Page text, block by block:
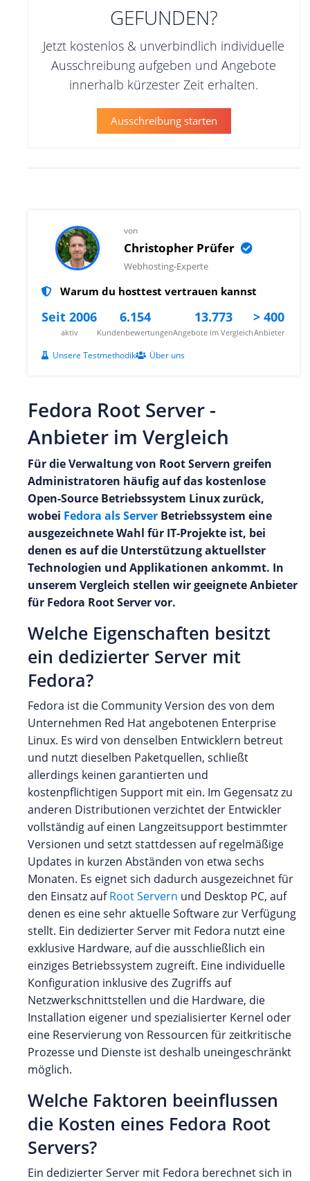
GEFUNDEN?
Jetzt kostenlos & unverbindlich individuelle
Ausschreibung aufgeben und Angebote
innerhalb kürzester Zeit erhalten.
Ausschreibung starten
von
Christopher Prüfer
Webhosting-Experte
Warum du hosttest vertrauen kannst
Seit 2006
aktiv
6.154
Kundenbewertungen
13.773
Angebote im Vergleich
> 400
Anbieter
Unsere Testmethodik Über uns
Fedora Root Server -
Anbieter im Vergleich
Für die Verwaltung von Root Servern greifen
Administratoren häufig auf das kostenlose
Open-Source Betriebssystem Linux zurück,
wobei Fedora als Server Betriebssystem eine
ausgezeichnete Wahl für IT-Projekte ist, bei
denen es auf die Unterstützung aktuellster
Technologien und Applikationen ankommt. In
unserem Vergleich stellen wir geeignete Anbieter
für Fedora Root Server vor.
Welche Eigenschaften besitzt
ein dedizierter Server mit
Fedora?
Fedora ist die Community Version des von dem
Unternehmen Red Hat angebotenen Enterprise
Linux. Es wird von denselben Entwicklern betreut
und nutzt dieselben Paketquellen, schließt
allerdings keinen garantierten und
kostenpflichtigen Support mit ein. Im Gegensatz zu
anderen Distributionen verzichtet der Entwickler
vollständig auf einen Langzeitsupport bestimmter
Versionen und setzt stattdessen auf regelmäßige
Updates in kurzen Abständen von etwa sechs
Monaten. Es eignet sich dadurch ausgezeichnet für
den Einsatz aufRoot Servern und Desktop PC, auf
denen es eine sehr aktuelle Software zur Verfügung
stellt. Ein dedizierter Server mit Fedora nutzt eine
exklusive Hardware, auf die ausschließlich ein
einziges Betriebssystem zugreift. Eine individuelle
Konfiguration inklusive des Zugriffs auf
Netzwerkschnittstellen und die Hardware, die
Installation eigener und spezialisierter Kernel oder
eine Reservierung von Ressourcen für zeitkritische
Prozesse und Dienste ist deshalb uneingeschränkt
möglich.
Welche Faktoren beeinflussen
die Kosten eines Fedora Root
Servers?
Ein dedizierter Server mit Fedora berechnet sich in